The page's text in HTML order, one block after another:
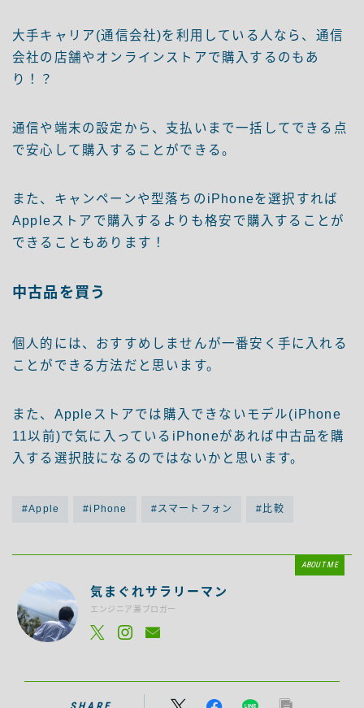
大手キャリア(通信会社)を利用している人なら、通信
会社の店舗やオンラインストアで購入するのもあ
り！？
通信や端末の設定から、支払いまで一括してできる点
で安心して購入することができる。
また、キャンペーンや型落ちのiPhoneを選択すれば
Appleストアで購入するよりも格安で購入することが
できることもあります！
中古品を買う
個人的には、おすすめしませんが一番安く手に入れる
ことができる方法だと思います。
また、Appleストアでは購入できないモデル(iPhone
11以前)で気に入っているiPhoneがあれば中古品を購
入する選択肢になるのではないかと思います。
#Apple #iPhone #スマートフォン #比較
ABOUT ME
気まぐれサラリーマン
エンジニア兼ブロガー